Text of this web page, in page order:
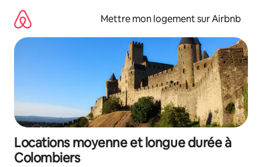
directement
contenu
Mettre mon logement sur Airbnb
Locations moyenne et longue durée à
Colombiers